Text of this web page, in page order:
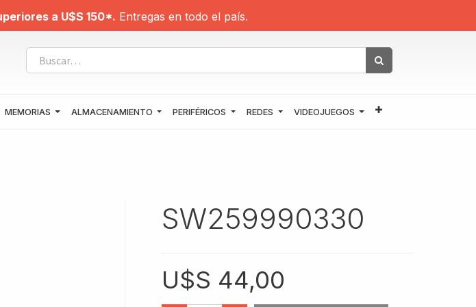
a U$S 150*. Entregas en todo el país.
MEMORIAS ALMACENAMIENTO PERIFÉRICOS REDES VIDEOJUEGOS
SW259990330
U$S 44,00